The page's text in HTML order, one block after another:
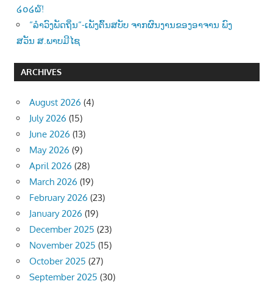
໒໐໒໖!
“ລຳວົງພັດຖິ່ນ“-ເພັງຕົ້ນສບັບ ຈາກຜົນງານຂອງອາຈານ ພົງ
ສວັນ ສ.ພາບມີໄຊ
ARCHIVES
August 2026 (4)
July 2026 (15)
June 2026 (13)
May 2026 (9)
April 2026 (28)
March 2026 (19)
February 2026 (23)
January 2026 (19)
December 2025 (23)
November 2025 (15)
October 2025 (27)
September 2025 (30)